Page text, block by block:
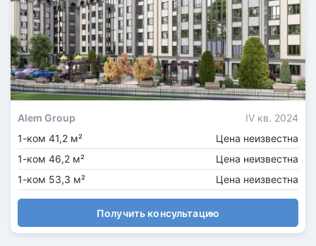
Alem Group
IV кв. 2024
1-ком 41,2 м²
Цена неизвестна
1-ком 46,2 м²
Цена неизвестна
1-ком 53,3 м²
Цена неизвестна
Получить консультацию